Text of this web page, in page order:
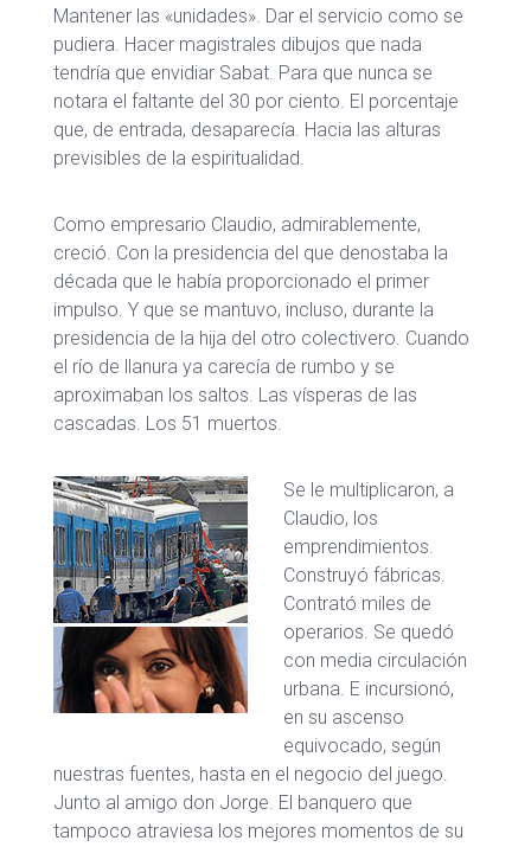
Mantener las «unidades». Dar el servicio como se
pudiera. Hacer magistrales dibujos que nada
tendría que envidiar Sabat. Para que nunca se
notara el faltante del 30 por ciento. El porcentaje
que, de entrada, desaparecía. Hacia las alturas
previsibles de la espiritualidad.
Como empresario Claudio, admirablemente,
creció. Con la presidencia del que denostaba la
década que le había proporcionado el primer
impulso. Y que se mantuvo, incluso, durante la
presidencia de la hija del otro colectivero. Cuando
el río de llanura ya carecía de rumbo y se
aproximaban los saltos. Las vísperas de las
cascadas. Los 51 muertos.
Se le multiplicaron, a
Claudio, los
emprendimientos.
Construyó fábricas.
Contrató miles de
operarios. Se quedó
con media circulación
urbana. E incursionó,
en su ascenso
equivocado, según
nuestras fuentes, hasta en el negocio del juego.
Junto al amigo don Jorge. El banquero que
tampoco atraviesa los mejores momentos de su